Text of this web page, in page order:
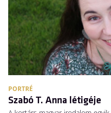
PORTRÉ
Szabó T. Anna létigéje